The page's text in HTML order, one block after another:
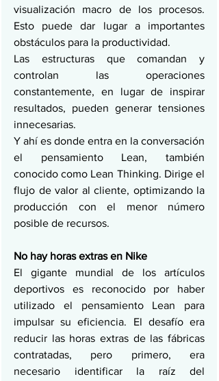
visualización macro de los procesos.
Esto puede dar lugar a importantes
obstáculos para la productividad.
Las estructuras que comandan y
controlan las operaciones
constantemente, en lugar de inspirar
resultados, pueden generar tensiones
innecesarias.
Y ahí es donde entra en la conversación
el pensamiento Lean, también
conocido como Lean Thinking. Dirige el
flujo de valor al cliente, optimizando la
producción con el menor número
posible de recursos.
No hay horas extras en Nike
El gigante mundial de los artículos
deportivos es reconocido por haber
utilizado el pensamiento Lean para
impulsar su eficiencia. El desafío era
reducir las horas extras de las fábricas
contratadas, pero primero, era
necesario identificar la raíz del